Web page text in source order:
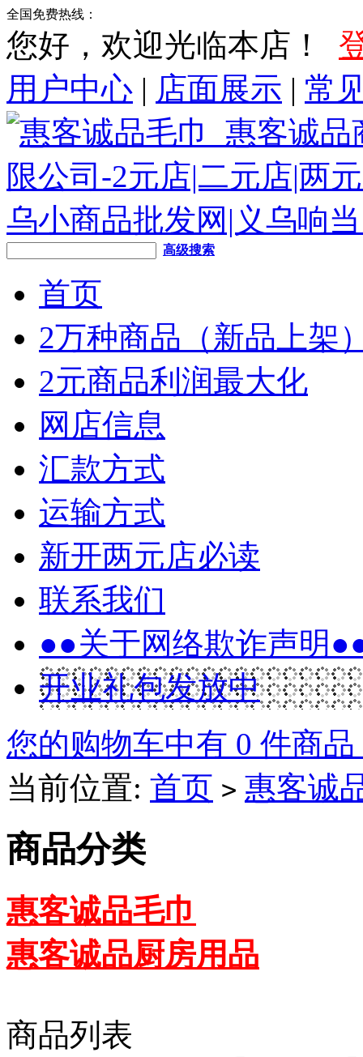
全国免费热线：
您好，欢迎光临本店！
用户中心 | 店面展示 | 常
高级搜索
首页
2万种商品（新品上架
2元商品利润最大化
网店信息
汇款方式
运输方式
新开两元店必读
联系我们
●●关于网络欺诈声明
开业礼包发放中
您的购物车中有 0 件商
当前位置: 首页 > 惠客诚
商品分类
惠客诚品毛巾
惠客诚品厨房用品
商品列表